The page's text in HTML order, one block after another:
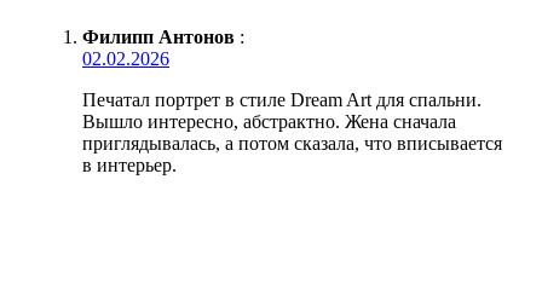
Филипп Антонов :
02.02.2026
Печатал портрет в стиле Dream Art для спальни.
Вышло интересно, абстрактно. Жена сначала
приглядывалась, а потом сказала, что вписывается
в интерьер.